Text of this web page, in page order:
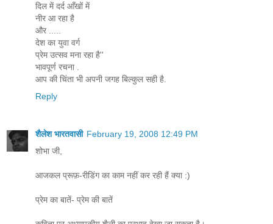
दिल में दर्द आँखों में
नीर आ रहा है
और .....
देश का युवा वर्ग
प्रेम उत्सव मना रहा है''
भावपूर्ण रचना .
आप की चिंता भी अपनी जगह बिल्कुल सही है.
Reply
शैलेश भारतवासी February 19, 2008 12:49 PM
शोभा जी,
आजकल प्रूफ़-रीडिंग का काम नहीं कर रही हैं क्या :)
प्रेम का बातें- प्रेम की बातें